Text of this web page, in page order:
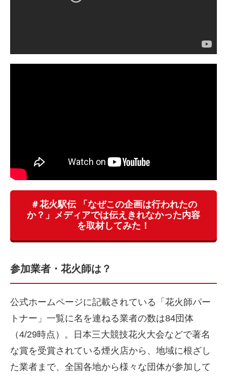
＃花火駅伝 「なぜこの企画は行われたの
か？」メディアでは伝えきれなかった内容
を取材してみた！
参加業者・花火師は？
公式ホームページに記載されている「花火師パー
トナー」一覧に名を連ねる業者の数は84団体
（4/29時点）。日本三大競技花火大会などで著名
な賞を受賞されている煙火店から、地域に根ざし
た業者まで、全国各地から様々な団体が参加して